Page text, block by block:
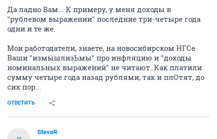
Да ладно Вам... К примеру, у меня доходы в
"рублевом выражении" последние три-четыре года
одни и те же.
Мои работодатели, знаете, на новосибирском НГСе
Ваши "измышлизЬмы" про инфляцию и "доходы
номинальных выражений" не читают. Как платили
сумму четыре года назад рублями, так и плОтят, до
сих пор...
ОТВЕТИТЬ
SteveR